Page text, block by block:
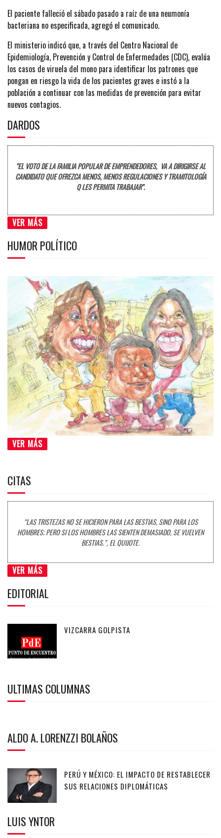
El paciente falleció el sábado pasado a raíz de una neumonía
bacteriana no especificada, agregó el comunicado.
El ministerio indicó que, a través del Centro Nacional de
Epidemiología, Prevención y Control de Enfermedades (CDC), evalúa
los casos de viruela del mono para identificar los patrones que
pongan en riesgo la vida de los pacientes graves e instó a la
población a continuar con las medidas de prevención para evitar
nuevos contagios.
DARDOS
"EL VOTO DE LA FAMILIA POPULAR DE EMPRENDEDORES, VA A DIRIGIRSE AL
CANDIDATO QUE OFREZCA MENOS, MENOS REGULACIONES Y TRAMITOLOGÍA
Q LES PERMITA TRABAJAR".
VER MÁS
HUMOR POLÍTICO
VER MÁS
CITAS
“LAS TRISTEZAS NO SE HICIERON PARA LAS BESTIAS, SINO PARA LOS
HOMBRES; PERO SI LOS HOMBRES LAS SIENTEN DEMASIADO, SE VUELVEN
BESTIAS.”, EL QUIJOTE.
VER MÁS
EDITORIAL
VIZCARRA GOLPISTA
ULTIMAS COLUMNAS
ALDO A. LORENZZI BOLAÑOS
PERÚ Y MÉXICO: EL IMPACTO DE RESTABLECER
SUS RELACIONES DIPLOMÁTICAS
LUIS YNTOR